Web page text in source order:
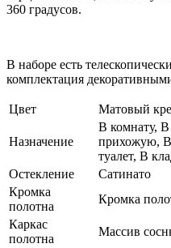
360 градусов.
В наборе есть
комплектация
Цвет Матовый
Назначение
В комнату,
прихожую,
туалет, В
Остекление
Сатинато
Кромка
полотна
Кромка
Каркас
полотна
Массив